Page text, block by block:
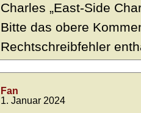
Charles „East-Side
Bitte das obere
Rechtschreibfehler
Fan
1. Januar 2024